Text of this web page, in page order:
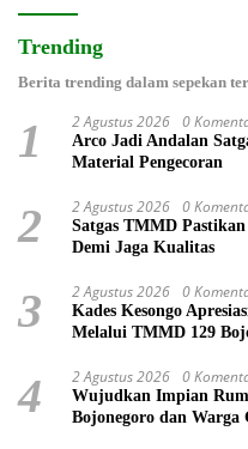
Trending
Berita trending dalam sepekan
1 2 Agustus 2026 0
Arco Jadi Andalan
Material Pengecoran
2 2 Agustus 2026 0
Satgas TMMD
Demi Jaga Kualitas
3 2 Agustus 2026 0
Kades Kesongo
Melalui TMMD 129
4 2 Agustus 2026 0
Wujudkan Impian
Bojonegoro dan Warga